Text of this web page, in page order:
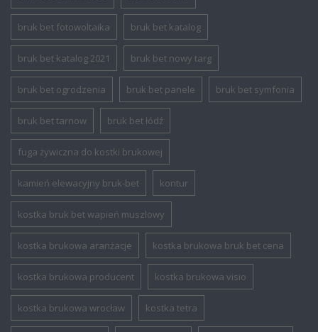
bruk bet fotowoltaika bruk bet katalog
bruk bet katalog 2021 bruk bet nowy targ
bruk bet ogrodzenia bruk bet panele bruk bet symfonia
bruk bet tarnow bruk bet łódź
fuga żywiczna do kostki brukowej
kamień elewacyjny bruk-bet kontur
kostka bruk bet wapień muszlowy
kostka brukowa aranżacje kostka brukowa bruk bet cena
kostka brukowa producent kostka brukowa visio
kostka brukowa wrocław kostka tetra